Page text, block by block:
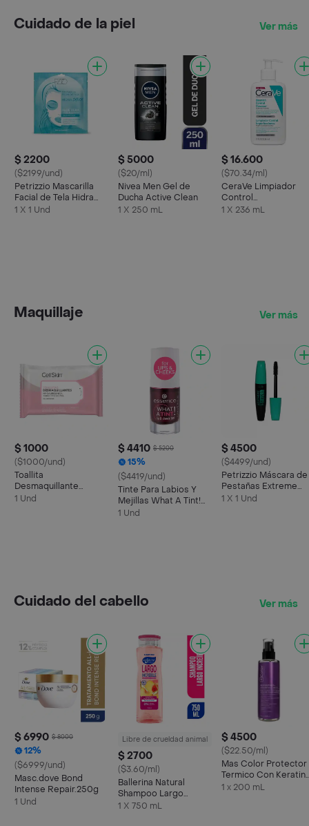
Cuidado de la piel Ver más
$ 2200
($2199/und)
Petrizzio Mascarilla
Facial de Tela Hidra
Shock
1 X 1 Und
$ 5000
($20/ml)
Nivea Men Gel de
Ducha Active Clean
1 X 250 mL
$ 16.600
($70.34/ml)
CeraVe Limpiador
Control
Imperfecciones
1 X 236 mL
Maquillaje Ver más
$ 1000
($1000/und)
Toallita
Desmaquillante
Hipoalergenica 25
1 Und
$ 4410 $ 5200
15%
($4419/und)
Tinte Para Labios Y
Mejillas What A Tint!
Essence
1 Und
$ 4500
($4499/und)
Petrizzio Máscara de
Pestañas Extreme
Extend
1 X 1 Und
Cuidado del cabello Ver más
$ 6990 $ 8000
12%
($6999/und)
Masc.dove Bond
Intense Repair.250g
1 Und
Libre de crueldad animal
$ 2700
($3.60/ml)
Ballerina Natural
Shampoo Largo
Increíble
1 X 750 mL
$ 4500
($22.50/ml)
Mas Color Protector
Termico Con
y Argan Hair Repair
1 x 200 mL